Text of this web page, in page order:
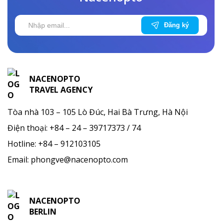
NACENOPTO
TRAVEL AGENCY
Tòa nhà 103 – 105 Lò Đúc, Hai Bà Trưng, Hà Nội
Điện thoại: +84 – 24 – 39717373 / 74
Hotline: +84 – 912103105
Email: phongve@nacenopto.com
NACENOPTO
BERLIN